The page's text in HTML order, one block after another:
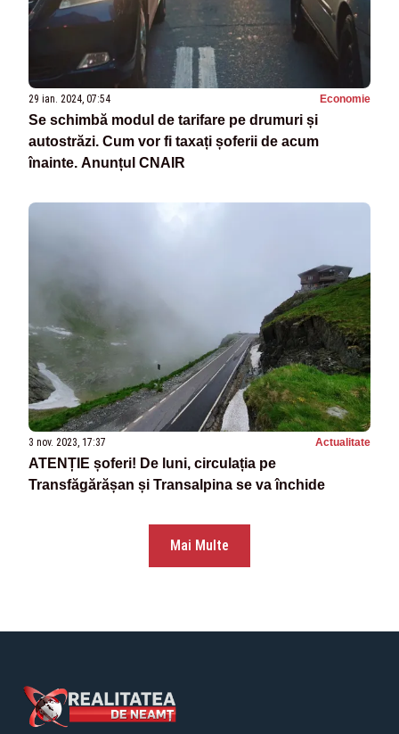
29 ian. 2024, 07:54 Economie
Se schimbă modul de tarifare pe drumuri și
autostrăzi. Cum vor fi taxați șoferii de acum
înainte. Anunțul CNAIR
3 nov. 2023, 17:37 Actualitate
ATENȚIE șoferi! De luni, circulația pe
Transfăgărășan și Transalpina se va închide
Mai Multe